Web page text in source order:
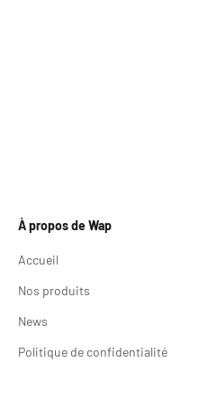
À propos de Wap
Accueil
Nos produits
News
Politique de confidentialité